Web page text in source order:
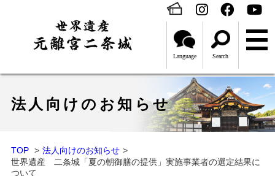
Language Search
法人向けのお知らせ
TOP
法人向けのお知らせ
世界遺産 二条城「夏の朝御膳の提供」実施事業者の選定結果に
ついて